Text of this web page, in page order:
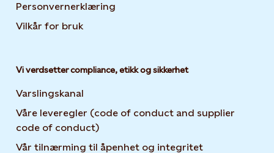
Personvernerklæring
Vilkår for bruk
Vi verdsetter compliance, etikk og sikkerhet
Varslingskanal
Våre leveregler (code of conduct and supplier
code of conduct)
Vår tilnærming til åpenhet og integritet